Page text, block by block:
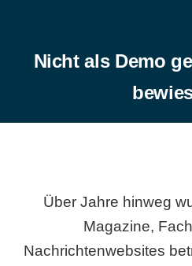
Nicht als Demo
Über Jahre hinweg
Magazine,
Nachrichtenwebsites